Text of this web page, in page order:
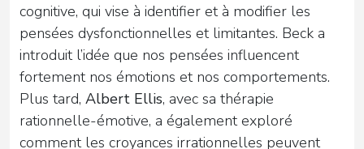
cognitive, qui vise à identifier et à modifier les
pensées dysfonctionnelles et limitantes. Beck a
introduit l’idée que nos pensées influencent
fortement nos émotions et nos comportements.
Plus tard, Albert Ellis, avec sa thérapie
rationnelle-émotive, a également exploré
comment les croyances irrationnelles peuvent